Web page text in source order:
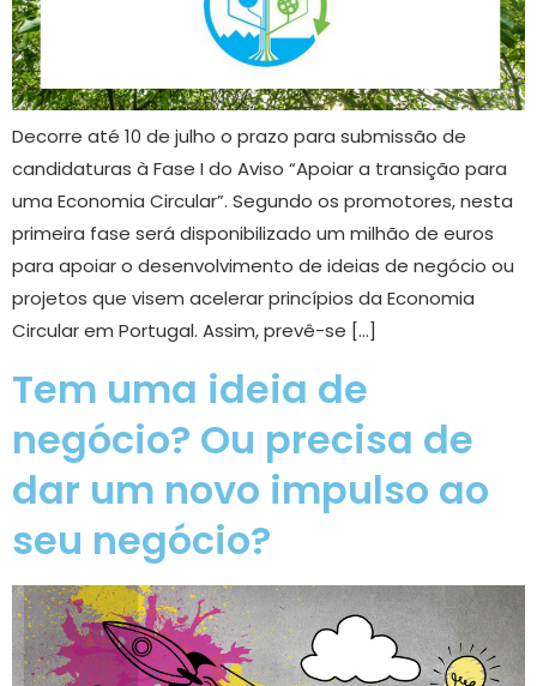
Decorre até 10 de julho o prazo para submissão de
candidaturas à Fase I do Aviso “Apoiar a transição para
uma Economia Circular”. Segundo os promotores, nesta
primeira fase será disponibilizado um milhão de euros
para apoiar o desenvolvimento de ideias de negócio ou
projetos que visem acelerar princípios da Economia
Circular em Portugal. Assim, prevê-se […]
Tem uma ideia de
negócio? Ou precisa de
dar um novo impulso ao
seu negócio?